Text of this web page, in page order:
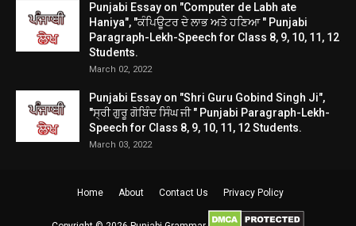
Punjabi Essay on "Computer de Labh ate
Haniya", "ਕੰਪਿਊਟਰ ਦੇ ਲਾਭ ਅਤੇ ਹਣਿਆ " Punjabi
Paragraph-Lekh-Speech for Class 8, 9, 10, 11, 12
Students.
March 02, 2022
Punjabi Essay on "Shri Guru Gobind Singh Ji",
"ਸ੍ਰੀ ਗੁਰੂ ਗੋਬਿੰਦ ਸਿੰਘ ਜੀ " Punjabi Paragraph-Lekh-
Speech for Class 8, 9, 10, 11, 12 Students.
March 03, 2022
Home About Contact Us Privacy Policy